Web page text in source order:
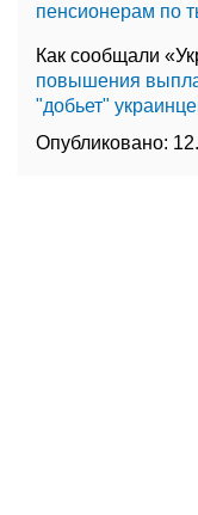
пенсионерам по
Как сообщали
повышения
"добьет"
Опубликовано: